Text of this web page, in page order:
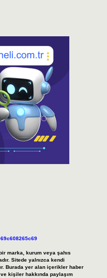
marka, kurum veya şahıs
Sitede yalnızca kendi
Burada yer alan içerikler haber
kişiler hakkında paylaşım